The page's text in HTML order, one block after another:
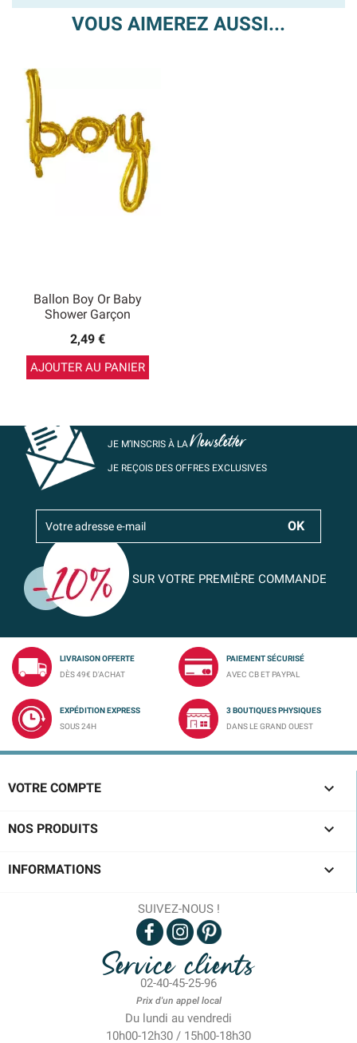
VOUS AIMEREZ AUSSI...
Ballon Boy Or Baby
Shower Garçon
2,49 €
AJOUTER AU PANIER
JE M’INSCRIS À LANewsletter
JE REÇOIS DES OFFRES EXCLUSIVES
SUR VOTRE PREMIÈRE COMMANDE
LIVRAISON OFFERTE
DÈS 49€ D'ACHAT
PAIEMENT SÉCURISÉ
AVEC CB ET PAYPAL
EXPÉDITION EXPRESS
SOUS 24H
3 BOUTIQUES PHYSIQUES
DANS LE GRAND OUEST
VOTRE COMPTE 
NOS PRODUITS 
INFORMATIONS 
SUIVEZ-NOUS !
Service clients
02-40-45-25-96
Prix d'un appel local
Du lundi au vendredi
10h00-12h30 / 15h00-18h30